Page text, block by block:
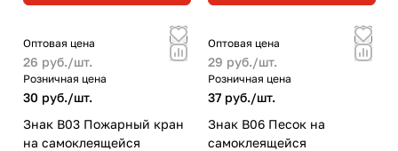
Оптовая цена
26 руб./шт.
Розничная цена
30 руб./шт.
Знак B03 Пожарный кран
на самоклеящейся
Оптовая цена
29 руб./шт.
Розничная цена
37 руб./шт.
Знак B06 Песок на
самоклеящейся